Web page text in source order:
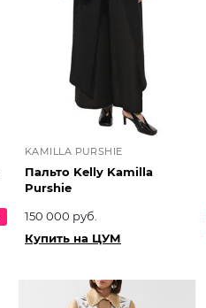
KAMILLA PURSHIE
Пальто Kelly Kamilla
Purshie
150 000 руб.
Купить на ЦУМ